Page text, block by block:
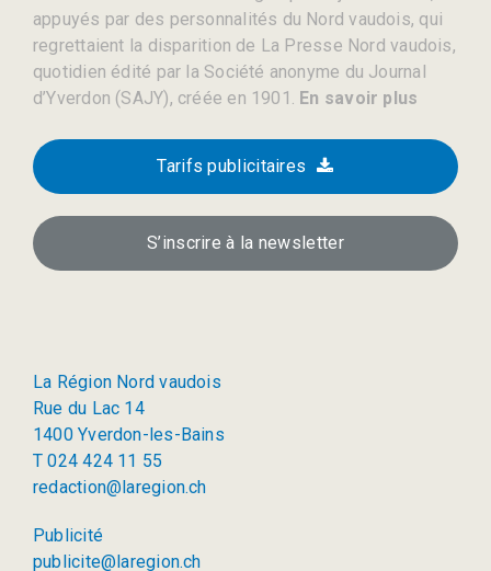
appuyés par des personnalités du Nord vaudois, qui
regrettaient la disparition de La Presse Nord vaudois,
quotidien édité par la Société anonyme du Journal
d’Yverdon (SAJY), créée en 1901. En savoir plus
Tarifs publicitaires
S’inscrire à la newsletter
La Région Nord vaudois
Rue du Lac 14
1400 Yverdon-les-Bains
T 024 424 11 55
redaction@laregion.ch
Publicité
publicite@laregion.ch